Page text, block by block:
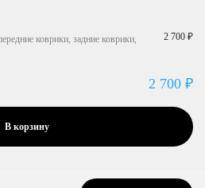
коврики, задние коврики,
2 700 ₽
2 700 ₽
В корзину